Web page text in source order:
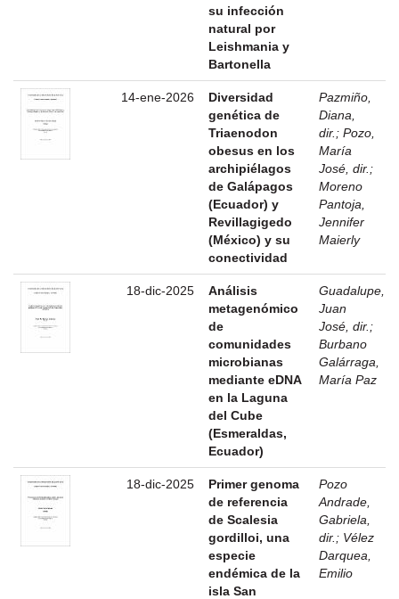
su infección
natural por
Leishmania y
Bartonella
14-ene-2026
Diversidad
genética de
Triaenodon
obesus en los
archipiélagos
de Galápagos
(Ecuador) y
Revillagigedo
(México) y su
conectividad
Pazmiño,
Diana,
dir. ; Pozo,
María
José, dir. ;
Moreno
Pantoja,
Jennifer
Maierly
18-dic-2025
Análisis
metagenómico
de
comunidades
microbianas
mediante eDNA
en la Laguna
del Cube
(Esmeraldas,
Ecuador)
Guadalupe,
Juan
José, dir. ;
Burbano
Galárraga,
María Paz
18-dic-2025
Primer genoma
de referencia
de Scalesia
gordilloi, una
especie
endémica de la
isla San
Pozo
Andrade,
Gabriela,
dir. ; Vélez
Darquea,
Emilio